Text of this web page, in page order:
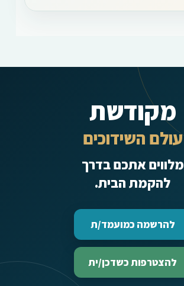
מקודשת
עולם השידוכים
מלווים אתכם בדרך
להקמת הבית.
להרשמה כמועמד/ת
להצטרפות כשדכן/ית